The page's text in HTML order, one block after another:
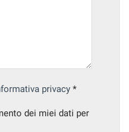
privacy *
dei miei dati per